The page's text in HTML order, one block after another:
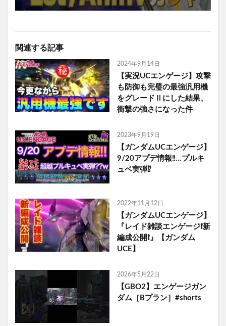
関連する記事
2024年9月14日
【実況UCエンゲージ】攻撃
も防御も完璧の最強汎用機
をグレードⅡにした結果、
衝撃の強さになった件
2023年9月19日
【ガンダムUCエンゲージ】
9/20アプデ情報‼️…プルキ
ュベ実弾⁉️
2022年11月12日
【ガンダムUCエンゲージ】
『レイド雑談エンゲージ❗️新
編成公開❗️』【ガンダム
UCE】
2026年5月22日
【GBO2】エンゲージガン
ダム［Bプラン］#shorts